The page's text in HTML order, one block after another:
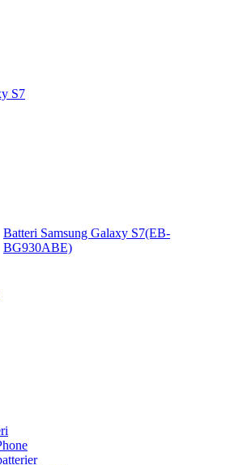
S7
Batteri Samsung Galaxy S7(EB-
BG930ABE)